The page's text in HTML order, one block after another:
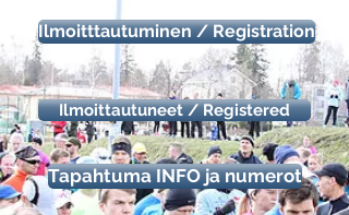
Ilmoitttautuminen / Registration
Ilmoittautuneet / Registered
Tapahtuma INFO ja numerot